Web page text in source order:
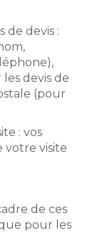
de devis :
devis de
(pour
: vos
votre visite
de ces
pour les